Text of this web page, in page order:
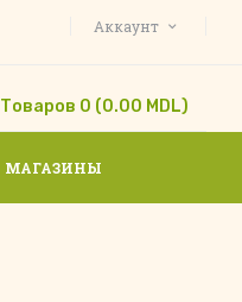
Аккаунт
Товаров 0 (0.00 MDL)
МАГАЗИНЫ